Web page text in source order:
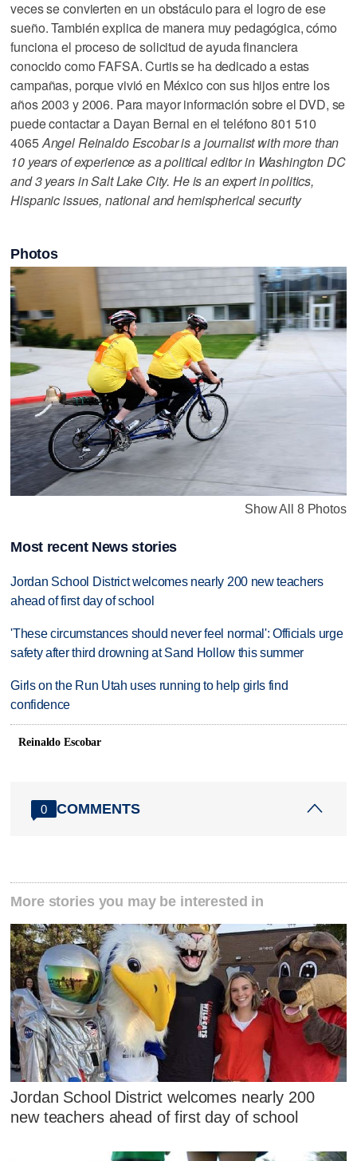
veces se convierten en un obstáculo para el logro de ese
sueño. También explica de manera muy pedagógica, cómo
funciona el proceso de solicitud de ayuda financiera
conocido como FAFSA. Curtis se ha dedicado a estas
campañas, porque vivió en México con sus hijos entre los
años 2003 y 2006. Para mayor información sobre el DVD, se
puede contactar a Dayan Bernal en el teléfono 801 510
4065Angel Reinaldo Escobar is a journalist with more than
10 years of experience as a political editor in Washington DC
and 3 years in Salt Lake City. He is an expert in politics,
Hispanic issues, national and hemispherical security
Photos
Show All 8 Photos
Most recent News stories
Jordan School District welcomes nearly 200 new teachers
ahead of first day of school
'These circumstances should never feel normal': Officials urge
safety after third drowning at Sand Hollow this summer
Girls on the Run Utah uses running to help girls find
confidence
Reinaldo Escobar
0 COMMENTS
More stories you may be interested in
Jordan School District welcomes nearly 200
new teachers ahead of first day of school